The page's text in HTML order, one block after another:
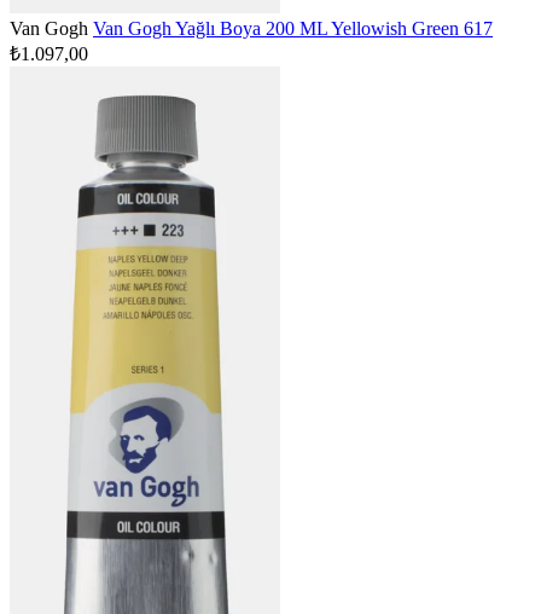
Van Gogh Van Gogh Yağlı Boya 200 ML Yellowish Green 617
₺1.097,00